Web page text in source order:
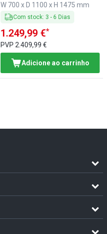
W 700 x D 1100 x H 1475 mm
Com stock: 3 - 6 Dias
1.249,99 €*
PVP2.409,99 €
Adicione ao carrinho